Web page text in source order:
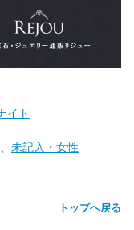
イト
未記入・女性
トップへ戻る